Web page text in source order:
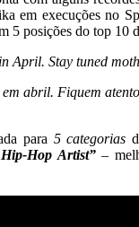
em execuções no
5 posições do top 10
April. Stay tuned
abril. Fiquem
para 5 categorias
Hop Artist”–